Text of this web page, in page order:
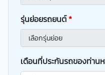
รุ่นย่อยรถยนต์*
เดือนที่ประกันรถของท่าน